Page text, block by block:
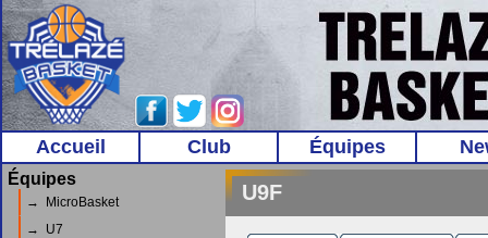
Accueil Club Équipes
Équipes
→ MicroBasket
→ U7
U9F